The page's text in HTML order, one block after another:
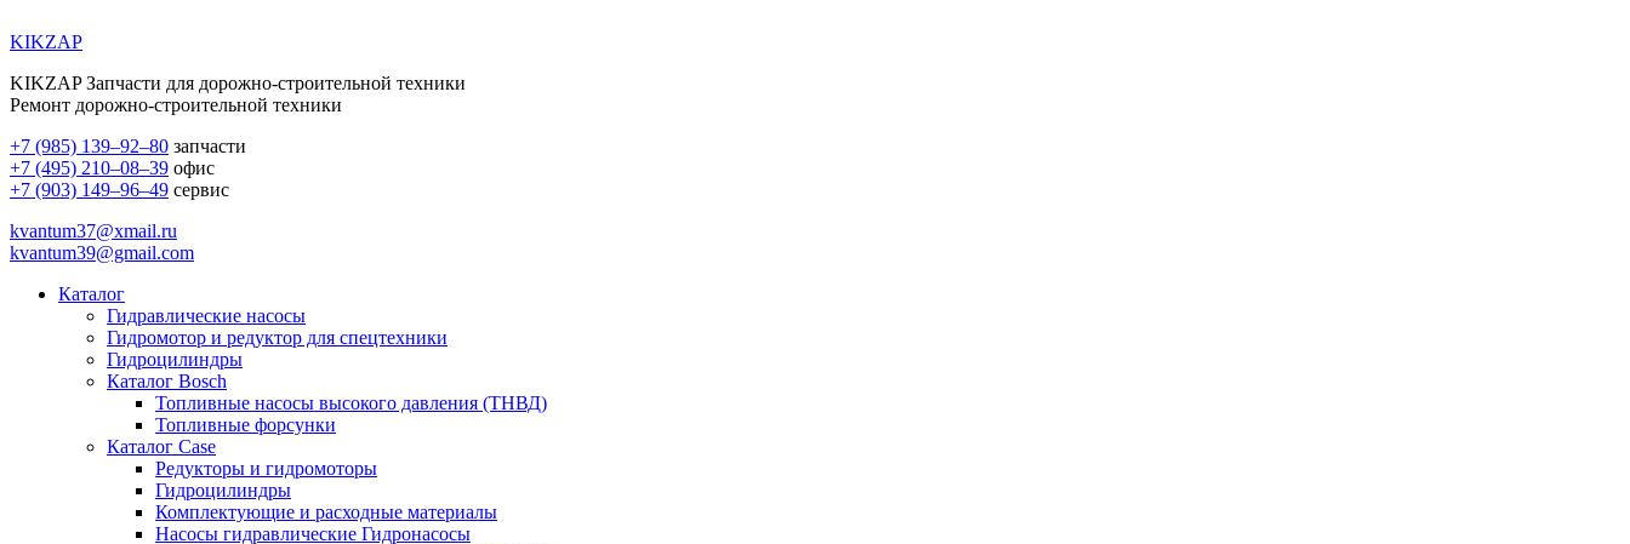
KIKZAP
KIKZAP Запчасти для дорожно-строительной техники
Ремонт дорожно-строительной техники
+7 (985) 139–92–80 запчасти
+7 (495) 210–08–39 офис
+7 (903) 149–96–49 сервис
kvantum37@xmail.ru
kvantum39@gmail.com
Каталог
Гидравлические насосы
Гидромотор и редуктор для спецтехники
Гидроцилиндры
Каталог Bosch
Топливные насосы высокого давления (ТНВД)
Топливные форсунки
Каталог Case
Редукторы и гидромоторы
Гидроцилиндры
Комплектующие и расходные материалы
Насосы гидравлические Гидронасосы